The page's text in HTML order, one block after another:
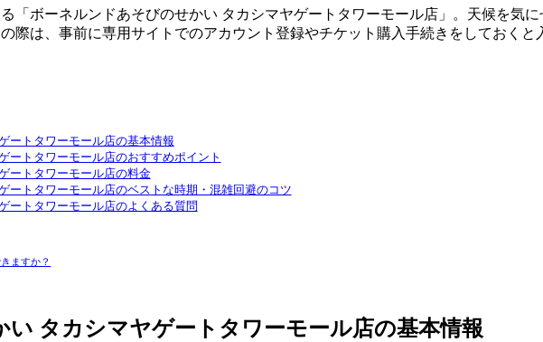
「ボーネルンドあそびのせかい タカシマヤゲートタワーモール店」。天候を気
際は、事前に専用サイトでのアカウント登録やチケット購入手続きをしておく
ートタワーモール店の基本情報
ートタワーモール店のおすすめポイント
ートタワーモール店の料金
ートタワーモール店のベストな時期・混雑回避のコツ
ートタワーモール店のよくある質問
ますか？
タカシマヤゲートタワーモール店の基本情報